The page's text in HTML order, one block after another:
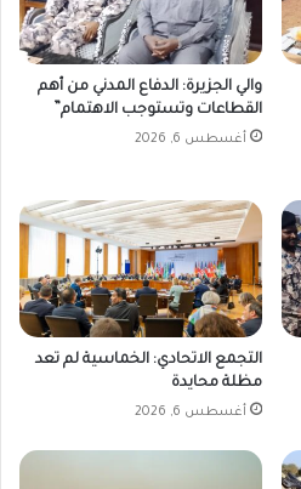
والي الجزيرة: الدفاع المدني من أهم
القطاعات وتستوجب الاهتمام”
أغسطس 6, 2026
التجمع الاتحادي: الخماسية لم تعد
مظلة محايدة
أغسطس 6, 2026